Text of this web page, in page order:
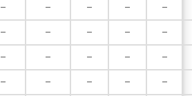
– – – – –
– – – – –
– – – – –
– – – – –